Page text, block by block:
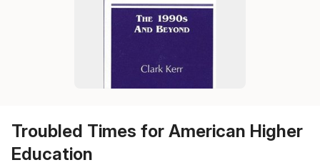
Troubled Times for American Higher
Education